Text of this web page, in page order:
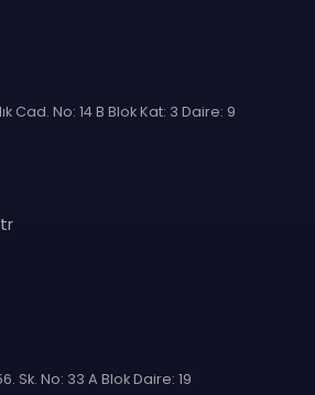
Cad. No: 14 B Blok Kat: 3 Daire: 9
Sk. No: 33 A Blok Daire: 19